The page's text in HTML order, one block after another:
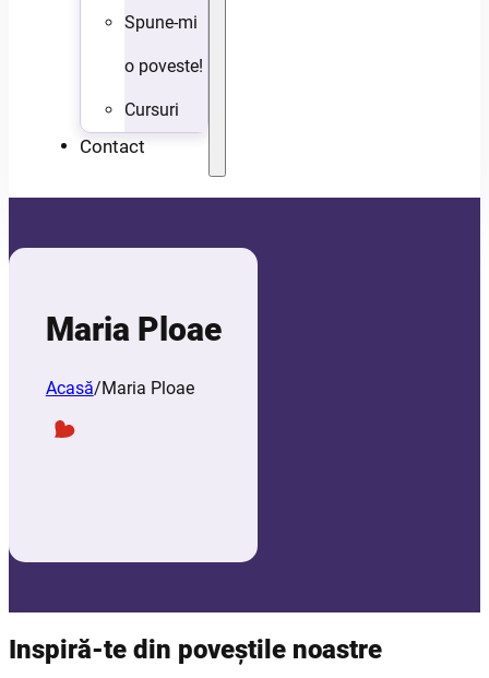
Spune-mi
o poveste!
Cursuri
Contact
Maria Ploae
Acasă/Maria Ploae
Inspiră-te din poveștile noastre